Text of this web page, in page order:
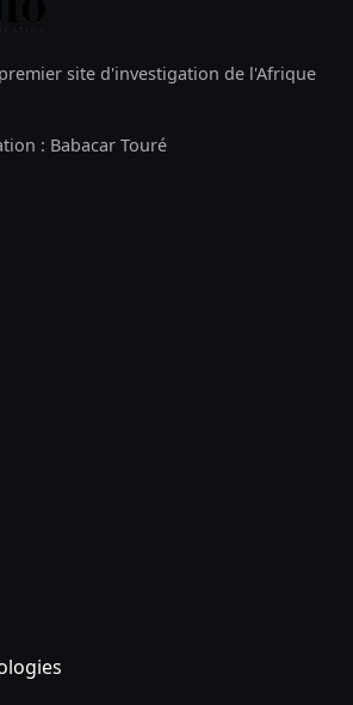
site d'investigation de l'Afrique
: Babacar Touré